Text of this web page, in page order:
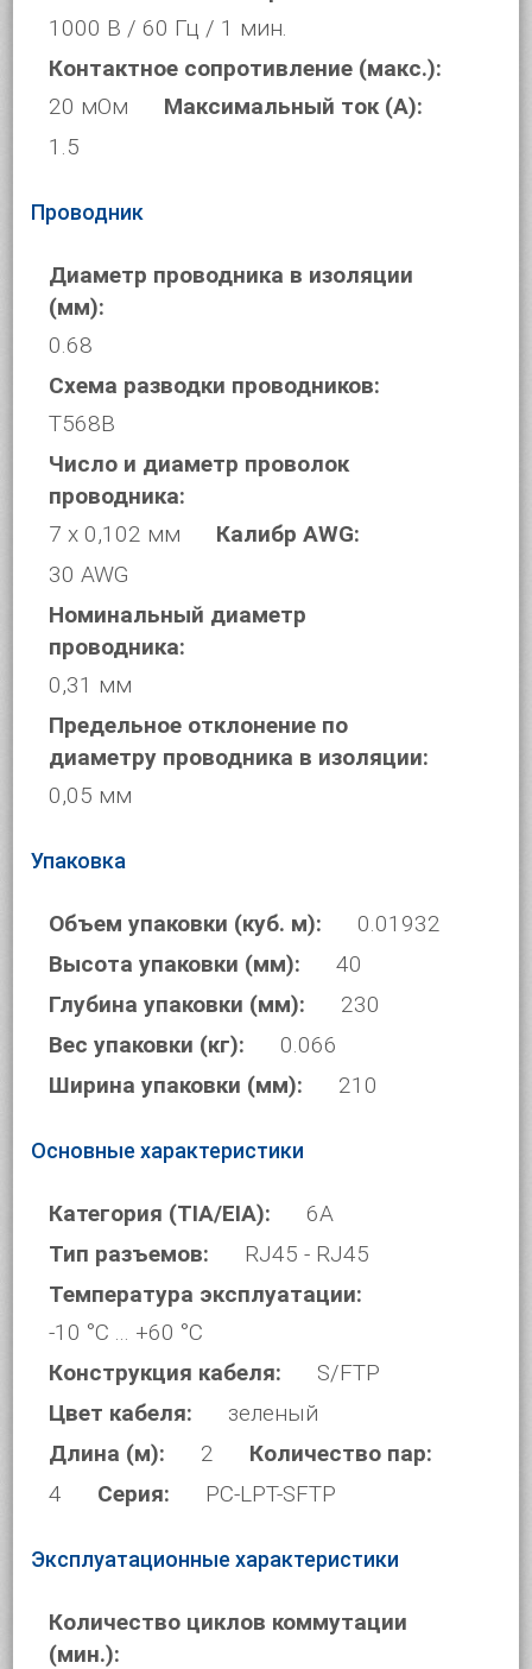
1000 В / 60 Гц / 1 мин.
Контактное сопротивление (макс.):
20 мОм
Максимальный ток (А):
1.5
Проводник
Диаметр проводника в изоляции
(мм):
0.68
Схема разводки проводников:
T568B
Число и диаметр проволок
проводника:
7 х 0,102 мм
Калибр AWG:
30 AWG
Номинальный диаметр
проводника:
0,31 мм
Предельное отклонение по
диаметру проводника в изоляции:
0,05 мм
Упаковка
Объем упаковки (куб. м):
0.01932
Высота упаковки (мм):
40
Глубина упаковки (мм):
230
Вес упаковки (кг):
0.066
Ширина упаковки (мм):
210
Основные характеристики
Категория (TIA/EIA):
6A
Тип разъемов:
RJ45 - RJ45
Температура эксплуатации:
-10 °C ... +60 °C
Конструкция кабеля:
S/FTP
Цвет кабеля:
зеленый
Длина (м):
2
Количество пар:
4
Серия: PC-LPT-SFTP
Эксплуатационные характеристики
Количество циклов коммутации
(мин.):